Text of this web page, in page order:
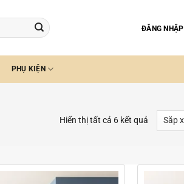
ĐĂNG NHẬP
PHỤ KIỆN
Hiển thị tất cả 6 kết quả